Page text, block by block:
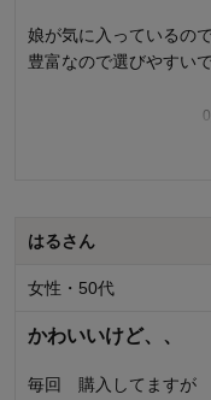
娘が気に入っているの
豊富なので選びやすいで
0
はるさん
女性・50代
かわいいけど、、
毎回 購入してますが